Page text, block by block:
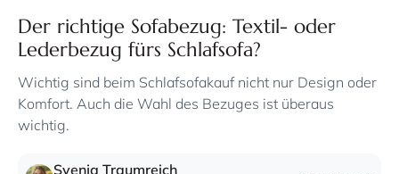
Der richtige Sofabezug: Textil- oder
Lederbezug fürs Schlafsofa?
Wichtig sind beim Schlafsofakauf nicht nur Design oder
Komfort. Auch die Wahl des Bezuges ist überaus
wichtig.
Svenja Traumreich